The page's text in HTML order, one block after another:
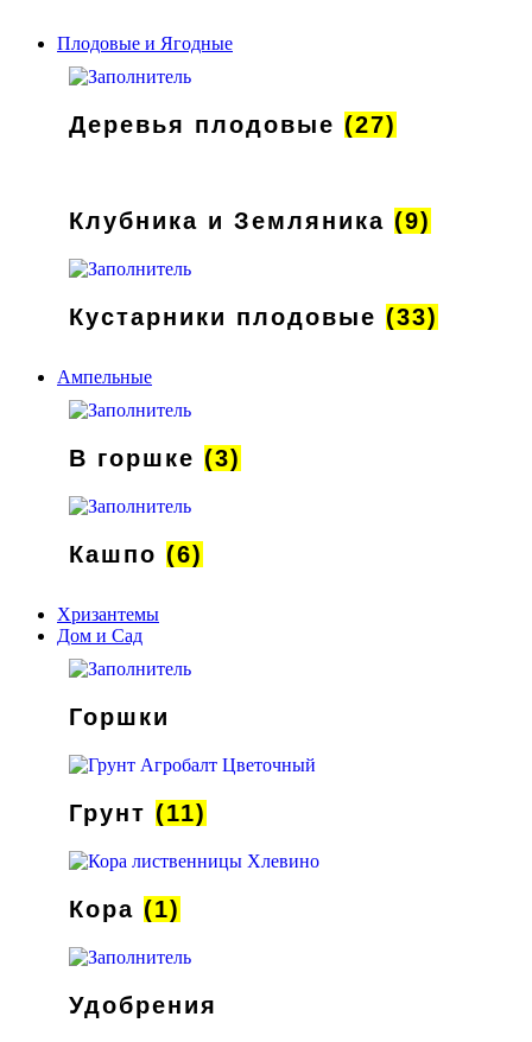
Плодовые и Ягодные
Деревья плодовые (27)
Клубника и Земляника (9)
Кустарники плодовые (33)
Ампельные
В горшке (3)
Кашпо (6)
Хризантемы
Дом и Сад
Горшки
Грунт (11)
Кора (1)
Удобрения